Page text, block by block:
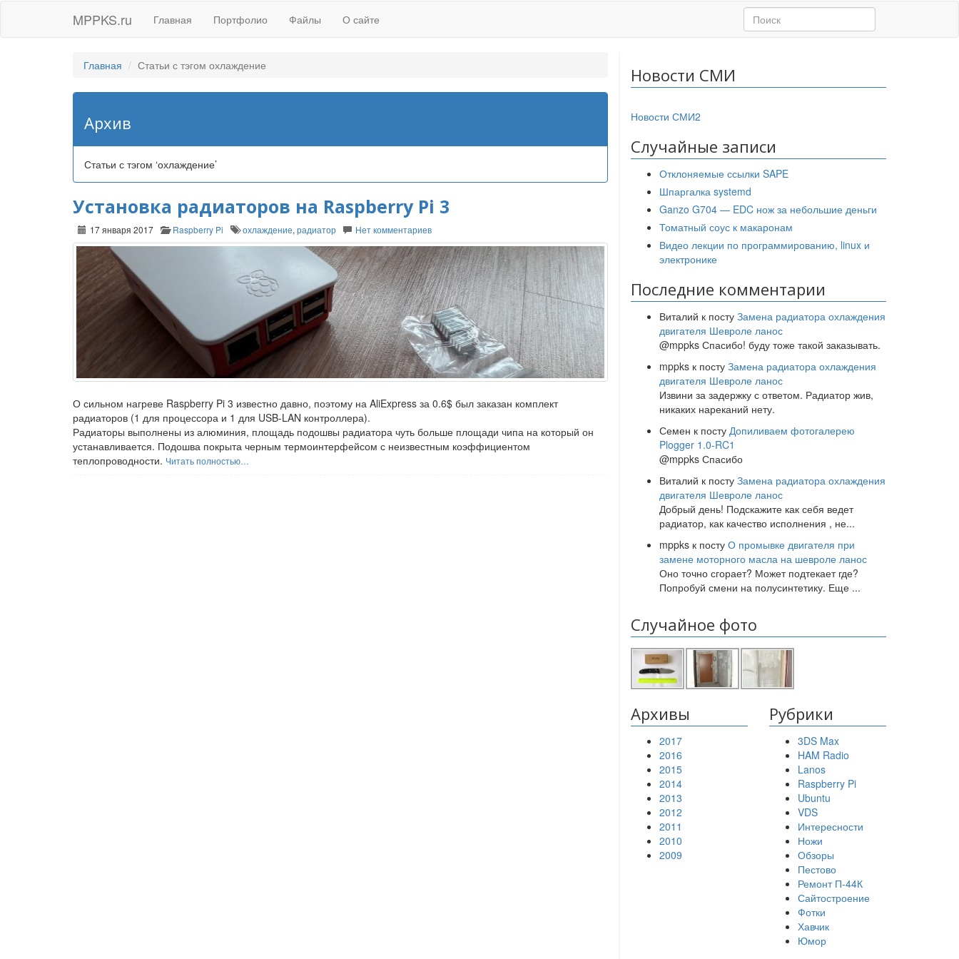
MPPKS.ru Главная Портфолио Файлы О сайте
Главная Статьи с тэгом охлаждение
Архив
Статьи с тэгом ‘охлаждение’
Установка радиаторов на Raspberry Pi 3
17 января 2017 Raspberry Pi охлаждение, радиатор Нет комментариев
О сильном нагреве Raspberry Pi 3 известно давно, поэтому на AliExpress за 0.6$ был заказан комплект
радиаторов (1 для процессора и 1 для USB-LAN контроллера).
Радиаторы выполнены из алюминия, площадь подошвы радиатора чуть больше площади чипа на который он
устанавливается. Подошва покрыта черным термоинтерфейсом с неизвестным коэффициентом
теплопроводности. Читать полностью…
Новости СМИ
Новости СМИ2
Случайные записи
Отклоняемые ссылки SAPE
Шпаргалка systemd
Ganzo G704 — EDC нож за небольшие деньги
Томатный соус к макаронам
Видео лекции по программированию, linux и
электронике
Последние комментарии
Виталий к посту Замена радиатора охлаждения
двигателя Шевроле ланос
@mppks Спасибо! буду тоже такой заказывать.
mppks к посту Замена радиатора охлаждения
двигателя Шевроле ланос
Извини за задержку с ответом. Радиатор жив,
никаких нареканий нету.
Семен к посту Допиливаем фотогалерею
Plogger 1.0-RC1
@mppks Спасибо
Виталий к посту Замена радиатора охлаждения
двигателя Шевроле ланос
Добрый день! Подскажите как себя ведет
радиатор, как качество исполнения , не...
mppks к посту О промывке двигателя при
замене моторного масла на шевроле ланос
Оно точно сгорает? Может подтекает где?
Попробуй смени на полусинтетику. Еще ...
Случайное фото
Архивы
2017
2016
2015
2014
2013
2012
2011
2010
2009
Рубрики
3DS Max
HAM Radio
Lanos
Raspberry Pi
Ubuntu
VDS
Интересности
Ножи
Обзоры
Пестово
Ремонт П-44К
Сайтостроение
Фотки
Хавчик
Юмор